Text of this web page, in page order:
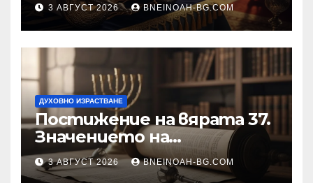
3 АВГУСТ 2026 BNEINOAH-BG.COM
ДУХОВНО ИЗРАСТВАНЕ
Постижение на вярата 37.
Значението на
познанието за същността
на Бъдещия свят
3 АВГУСТ 2026 BNEINOAH-BG.COM